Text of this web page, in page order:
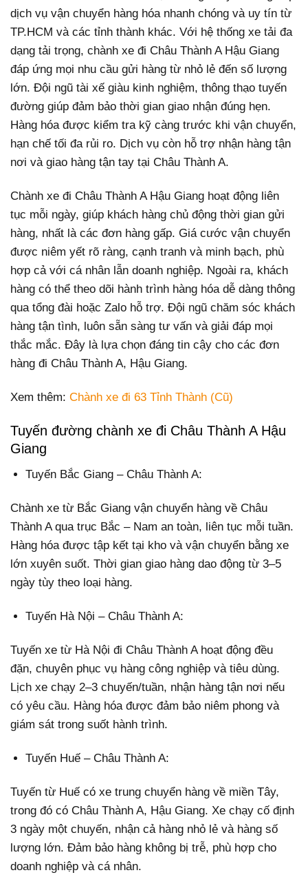
dịch vụ vận chuyển hàng hóa nhanh chóng và uy tín từ
TP.HCM và các tỉnh thành khác. Với hệ thống xe tải đa
dạng tải trọng, chành xe đi Châu Thành A Hậu Giang
đáp ứng mọi nhu cầu gửi hàng từ nhỏ lẻ đến số lượng
lớn. Đội ngũ tài xế giàu kinh nghiệm, thông thạo tuyến
đường giúp đảm bảo thời gian giao nhận đúng hẹn.
Hàng hóa được kiểm tra kỹ càng trước khi vận chuyển,
hạn chế tối đa rủi ro. Dịch vụ còn hỗ trợ nhận hàng tận
nơi và giao hàng tận tay tại Châu Thành A.
Chành xe đi Châu Thành A Hậu Giang hoạt động liên
tục mỗi ngày, giúp khách hàng chủ động thời gian gửi
hàng, nhất là các đơn hàng gấp. Giá cước vận chuyển
được niêm yết rõ ràng, cạnh tranh và minh bạch, phù
hợp cả với cá nhân lẫn doanh nghiệp. Ngoài ra, khách
hàng có thể theo dõi hành trình hàng hóa dễ dàng thông
qua tổng đài hoặc Zalo hỗ trợ. Đội ngũ chăm sóc khách
hàng tận tình, luôn sẵn sàng tư vấn và giải đáp mọi
thắc mắc. Đây là lựa chọn đáng tin cậy cho các đơn
hàng đi Châu Thành A, Hậu Giang.
Xem thêm: Chành xe đi 63 Tỉnh Thành (Cũ)
Tuyến đường chành xe đi Châu Thành A Hậu
Giang
Tuyến Bắc Giang – Châu Thành A:
Chành xe từ Bắc Giang vận chuyển hàng về Châu
Thành A qua trục Bắc – Nam an toàn, liên tục mỗi tuần.
Hàng hóa được tập kết tại kho và vận chuyển bằng xe
lớn xuyên suốt. Thời gian giao hàng dao động từ 3–5
ngày tùy theo loại hàng.
Tuyến Hà Nội – Châu Thành A:
Tuyến xe từ Hà Nội đi Châu Thành A hoạt động đều
đặn, chuyên phục vụ hàng công nghiệp và tiêu dùng.
Lịch xe chạy 2–3 chuyến/tuần, nhận hàng tận nơi nếu
có yêu cầu. Hàng hóa được đảm bảo niêm phong và
giám sát trong suốt hành trình.
Tuyến Huế – Châu Thành A:
Tuyến từ Huế có xe trung chuyển hàng về miền Tây,
trong đó có Châu Thành A, Hậu Giang. Xe chạy cố định
3 ngày một chuyến, nhận cả hàng nhỏ lẻ và hàng số
lượng lớn. Đảm bảo hàng không bị trễ, phù hợp cho
doanh nghiệp và cá nhân.